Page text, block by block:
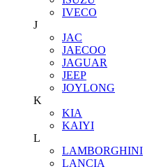
IVECO
J
JAC
JAECOO
JAGUAR
JEEP
JOYLONG
K
KIA
KAIYI
L
LAMBORGHINI
LANCIA